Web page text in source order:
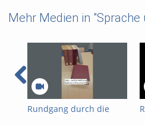
Mehr Medien in "Sprache
Rundgang durch die